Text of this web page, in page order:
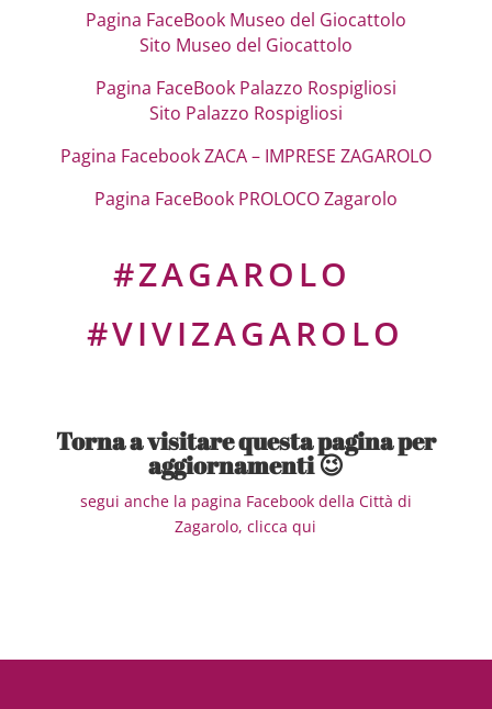
Pagina FaceBook Museo del Giocattolo
Sito Museo del Giocattolo
Pagina FaceBook Palazzo Rospigliosi
Sito Palazzo Rospigliosi
Pagina Facebook ZACA – IMPRESE ZAGAROLO
Pagina FaceBook PROLOCO Zagarolo
#ZAGAROLO
#VIVIZAGAROLO
Torna a visitare questa pagina per
aggiornamenti 😉
segui anche la pagina Facebook della Città di
Zagarolo, clicca qui